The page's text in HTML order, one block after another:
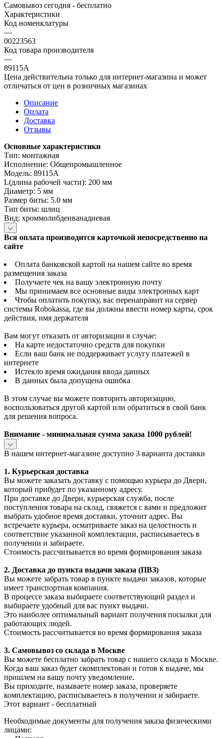
Самовывоз сегодня - бесплатно
Характеристики
Код номенклатуры
—
00223563
Код товара производителя
—
89115A
Цена действительна только для интернет-магазина и может
отличаться от цен в розничных магазинах
Описание
Оплата
Доставка
Отзывы
Основные характеристики
Тип: монтажная
Исполнение: Общепромышленное
Модель: 89115A
L(длина рабочей части): 200 мм
Диаметр: 5 мм
Размер биты: 5.0 мм
Тип биты: шлиц
Вид: хроммолибденванадиевая
Вся оплата производится карточкой непосредственно на
сайте
Оплата банковской картой на нашем сайте во время
размещения заказа
Получаете чек на вашу электронную почту
Мы принимаем все основные виды электронных карт
Чтобы оплатить покупку, вас перенаправит на сервер
системы Robokassa, где вы должны ввести номер карты, срок
действия, имя держателя
Вам могут отказать от авторизации в случае:
На карте недостаточно средств для покупки
Если ваш банк не поддерживает услугу платежей в
интернете
Истекло время ожидания ввода данных
В данных была допущена ошибка
В этом случае вы можете повторить авторизацию,
воспользоваться другой картой или обратиться в свой банк
для решения вопроса.
Внимание - минимальная сумма заказа 1000 рублей!
В нашем интернет-магазине доступно 3 варианта доставки
1. Курьерская доставка
Вы можете заказать доставку с помощью курьера до Двери,
который прибудет по указанному адресу.
При доставке до Двери, курьерская служба, после
поступления товара на склад, свяжется с вами и предложит
выбрать удобное время доставки, уточнит адрес. Вы
встречаете курьера, осматриваете заказ на целостность и
соответствие указанной комплектации, расписываетесь в
получении и забираете.
Стоимость рассчитывается во время формирования заказа
2. Доставка до пункта выдачи заказа (ПВЗ)
Вы можете забрать товар в пункте выдачи заказов, которые
имеет транспортная компания.
В процессе заказа выбираете соответствующий раздел и
выбираете удобный для вас пункт выдачи.
Это наиболее оптимальный вариант получения посылки для
работающих людей.
Стоимость рассчитывается во время формирования заказа
3. Самовывоз со склада в Москве
Вы можете бесплатно забрать товар с нашего склада в Москве.
Когда ваш заказ будет скомплектован и готов к выдаче, мы
пришлем на вашу почту уведомление.
Вы приходите, называете номер заказа, проверяете
комплектацию, расписываетесь в получении и забираете.
Этот вариант - бесплатный
Необходимые документы для получения заказа физическими
лицами: